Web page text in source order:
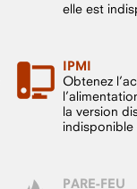
elle est
IPMI
Obtenez
la version
indisponible
PARE-FEU